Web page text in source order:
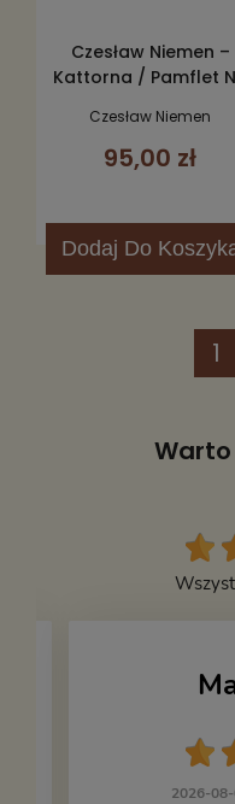
Czesław Niemen –
Kattorna / Pamflet
Czesław Niemen
95,00 zł
Dodaj Do
1
2026-